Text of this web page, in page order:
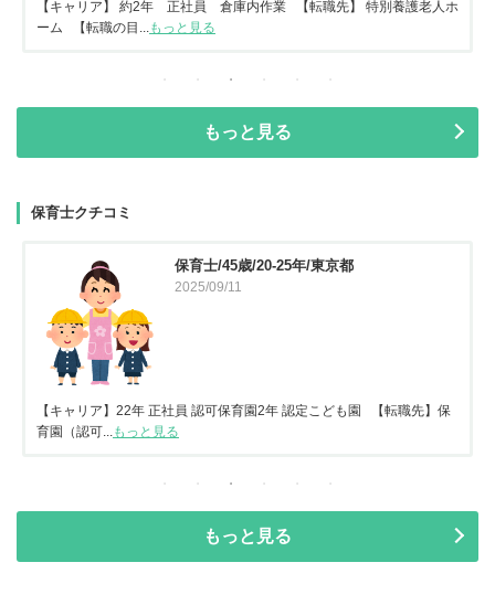
【キャリア】 約2年 正社員 倉庫内作業 【転職先】 特別養護老人ホ
ーム 【転職の目...もっと見る
もっと見る
保育士クチコミ
保育士/45歳/20-25年/東京都
2025/09/11
【キャリア】22年 正社員 認可保育園2年 認定こども園 【転職先】保
育園（認可...もっと見る
もっと見る